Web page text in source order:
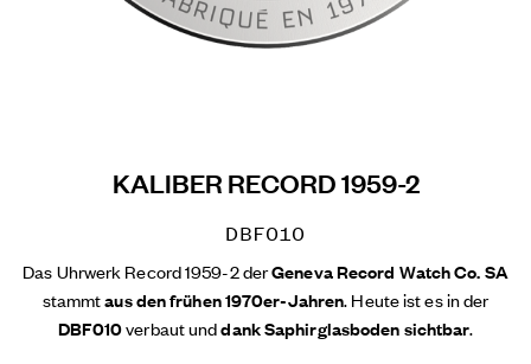
KALIBER RECORD 1959-2
DBF010
Das Uhrwerk Record 1959-2 derGeneva Record Watch Co. SA
stammtaus den frühen 1970er-Jahren. Heute ist es in der
DBF010verbaut unddank Saphirglasboden sichtbar.